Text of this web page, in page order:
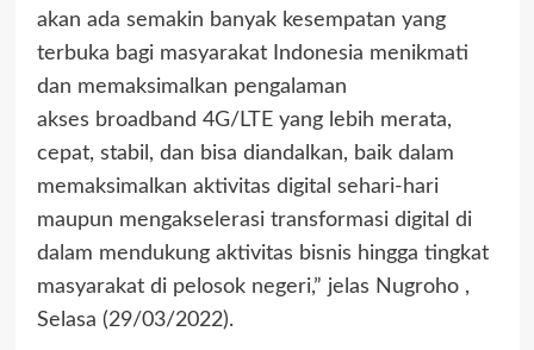
akan ada semakin banyak kesempatan yang
terbuka bagi masyarakat Indonesia menikmati
dan memaksimalkan pengalaman
akses broadband 4G/LTE yang lebih merata,
cepat, stabil, dan bisa diandalkan, baik dalam
memaksimalkan aktivitas digital sehari-hari
maupun mengakselerasi transformasi digital di
dalam mendukung aktivitas bisnis hingga tingkat
masyarakat di pelosok negeri,” jelas Nugroho ,
Selasa (29/03/2022).